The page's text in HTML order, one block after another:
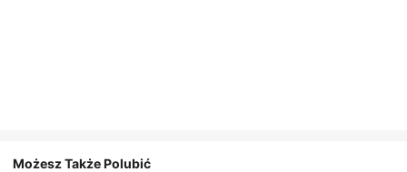
Możesz Także Polubić